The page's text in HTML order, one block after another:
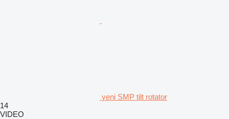
yeni SMP tilt rotator
14
VIDEO